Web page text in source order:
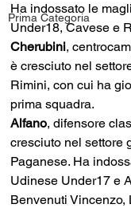
Prima Categoria
Ha indossato le
Under18, Cavese e
Cherubini,
è cresciuto nel
Rimini, con cui ha
prima squadra.
Alfano, difensore
cresciuto nel settore
Paganese. Ha
Udinese Under17 e
Benvenuti Vincenzo,